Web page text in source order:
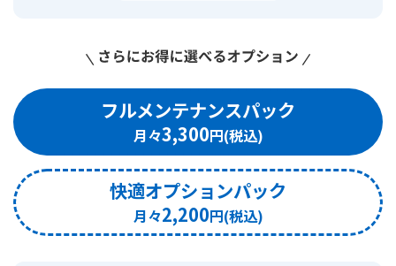
フルメンテナンスパック
3,300
快適オプションパック
2,200